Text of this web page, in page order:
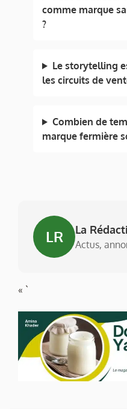
comme marque
?
Le storytelling
les circuits de
Combien de
marque fermière
LR La
Actus,
« `